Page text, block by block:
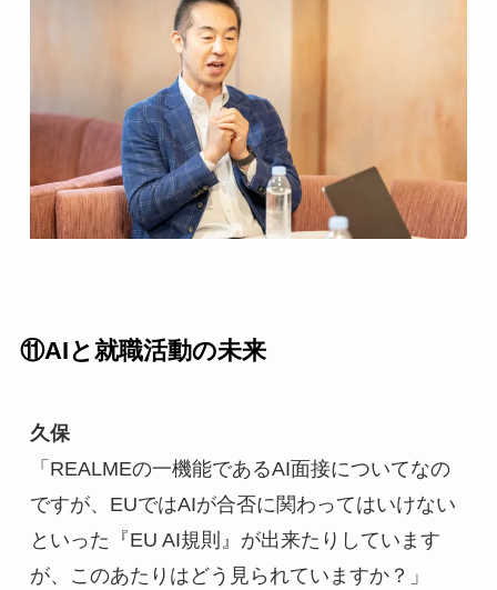
⑪AIと就職活動の未来
久保
「REALMEの一機能であるAI面接についてなの
ですが、EUではAIが合否に関わってはいけない
といった『EU AI規則』が出来たりしています
が、このあたりはどう見られていますか？」